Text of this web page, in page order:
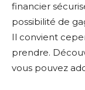
financier
possibilité de
Il convient
prendre.
vous pouvez